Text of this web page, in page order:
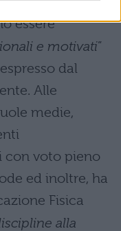
essere
e motivati”
dal
Alle
medie,
voto pieno
ed inoltre, ha
Fisica
alla